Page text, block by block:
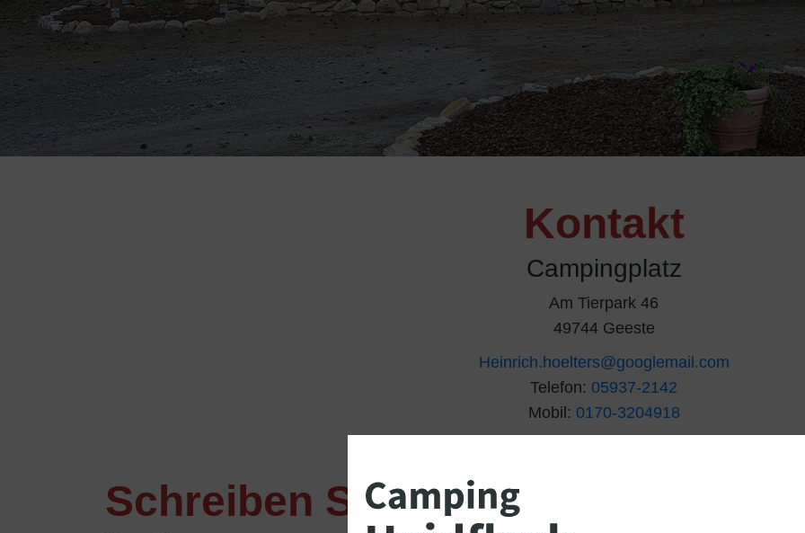
Kontakt
Campingplatz
Am Tierpark 46
49744 Geeste
Heinrich.hoelters@googlemail.com
Telefon: 05937-2142
Mobil: 0170-3204918
Schreiben Sie uns